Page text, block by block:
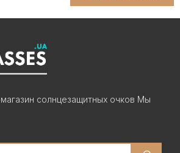
солнцезащитных очков Мы